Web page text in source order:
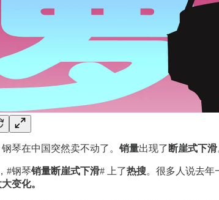
琴在中国突然卖不动了。 销量出现了 断崖式下滑
#钢琴销量断崖式下滑# 上了热搜。很多人说去年
变化。